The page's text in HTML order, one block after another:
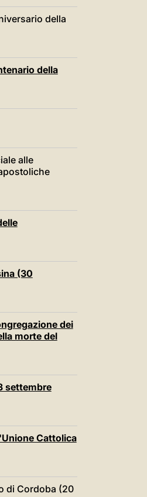
della
della
alle
(30
dei
morte del
settembre
Cattolica
di Cordoba (20